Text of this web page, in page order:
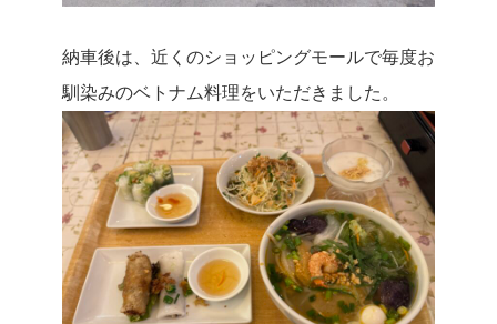
納車後は、近くのショッピングモールで毎度お
馴染みのベトナム料理をいただきました。